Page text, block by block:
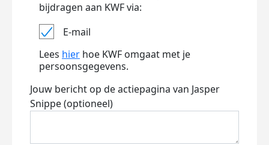
bijdragen aan KWF via:
E-mail
Lees hier hoe KWF omgaat met je
persoonsgegevens.
Jouw bericht op de actiepagina van Jasper
Snippe (optioneel)